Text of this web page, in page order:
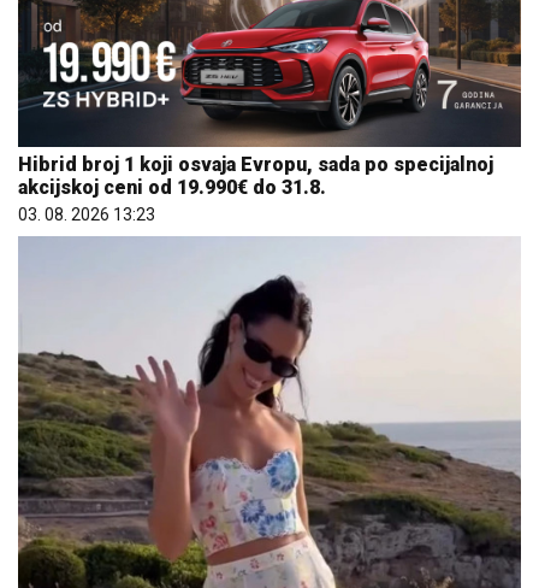
Hibrid broj 1 koji osvaja Evropu, sada po specijalnoj
akcijskoj ceni od 19.990€ do 31.8.
03. 08. 2026 13:23